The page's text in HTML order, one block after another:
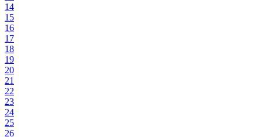
14
15
16
17
18
19
20
21
22
23
24
25
26